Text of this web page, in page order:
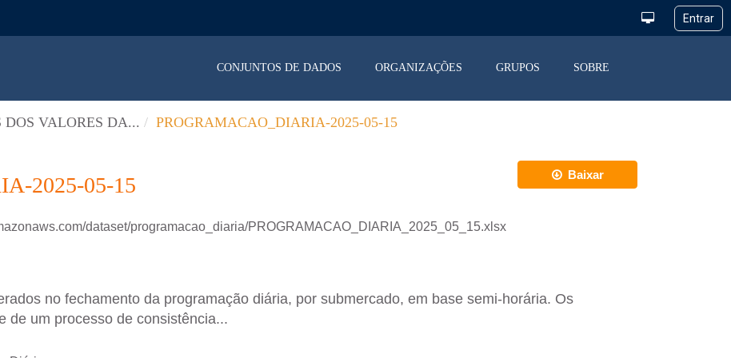
CONJUNTOS DE DADOS ORGANIZAÇÕES GRUPOS SOBRE
DOS VALORES DA... PROGRAMACAO_DIARIA-2025-05-15
Baixar
2025-05-15
dataset/programacao_diaria/PROGRAMACAO_DIARIA_2025_05_15.xlsx
no fechamento da programação diária, por submercado, em base semi-horária. Os
de um processo de consistência...